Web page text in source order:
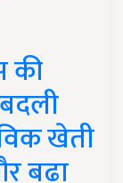
की
खेती
बढ़ा